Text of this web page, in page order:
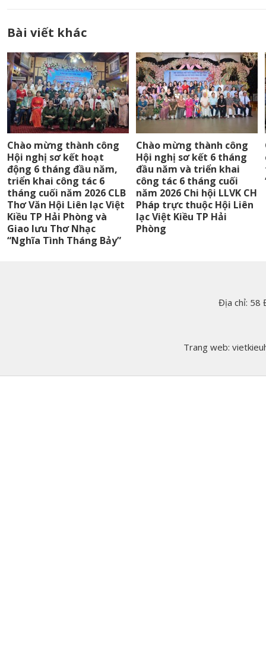
Bài viết khác
Chào mừng thành công
Hội nghị sơ kết hoạt
động 6 tháng đầu năm,
triển khai công tác 6
tháng cuối năm 2026 CLB
Thơ Văn Hội Liên lạc Việt
Kiều TP Hải Phòng và
Giao lưu Thơ Nhạc
“Nghĩa Tình Tháng Bảy”
Chào mừng thành công
Hội nghị sơ kết 6 tháng
đầu năm và triển khai
công tác 6 tháng cuối
năm 2026 Chi hội LLVK CH
Pháp trực thuộc Hội Liên
lạc Việt Kiều TP Hải
Phòng
Địa chỉ: 58
Trang web: